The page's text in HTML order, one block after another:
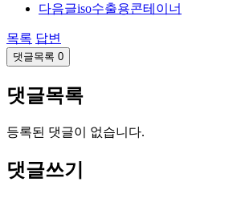
다음글iso수출용콘테이너
목록 답변
댓글목록 0
댓글목록
등록된 댓글이 없습니다.
댓글쓰기